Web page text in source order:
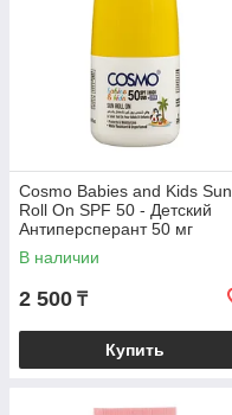
Cosmo Babies and Kids Sun
Roll On SPF 50 - Детский
Антиперсперант 50 мг
В наличии
2 500 ₸
Купить